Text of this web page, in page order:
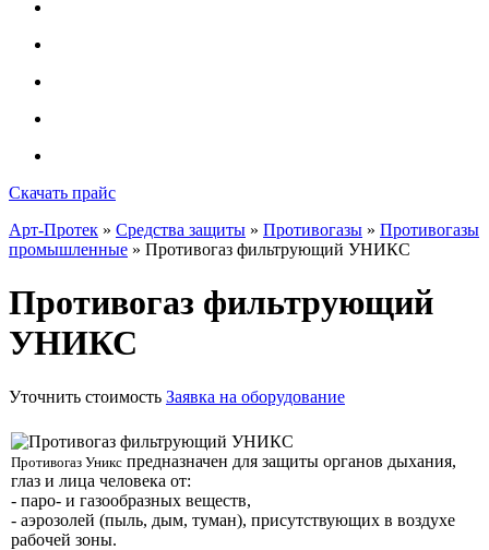
Скачать прайс
Арт-Протек » Средства защиты » Противогазы » Противогазы
промышленные » Противогаз фильтрующий УНИКС
Противогаз фильтрующий
УНИКС
Уточнить стоимость Заявка на оборудование
Противогаз Уникс предназначен для защиты органов дыхания,
глаз и лица человека от:
- паро- и газообразных веществ,
- аэрозолей (пыль, дым, туман), присутствующих в воздухе
рабочей зоны.